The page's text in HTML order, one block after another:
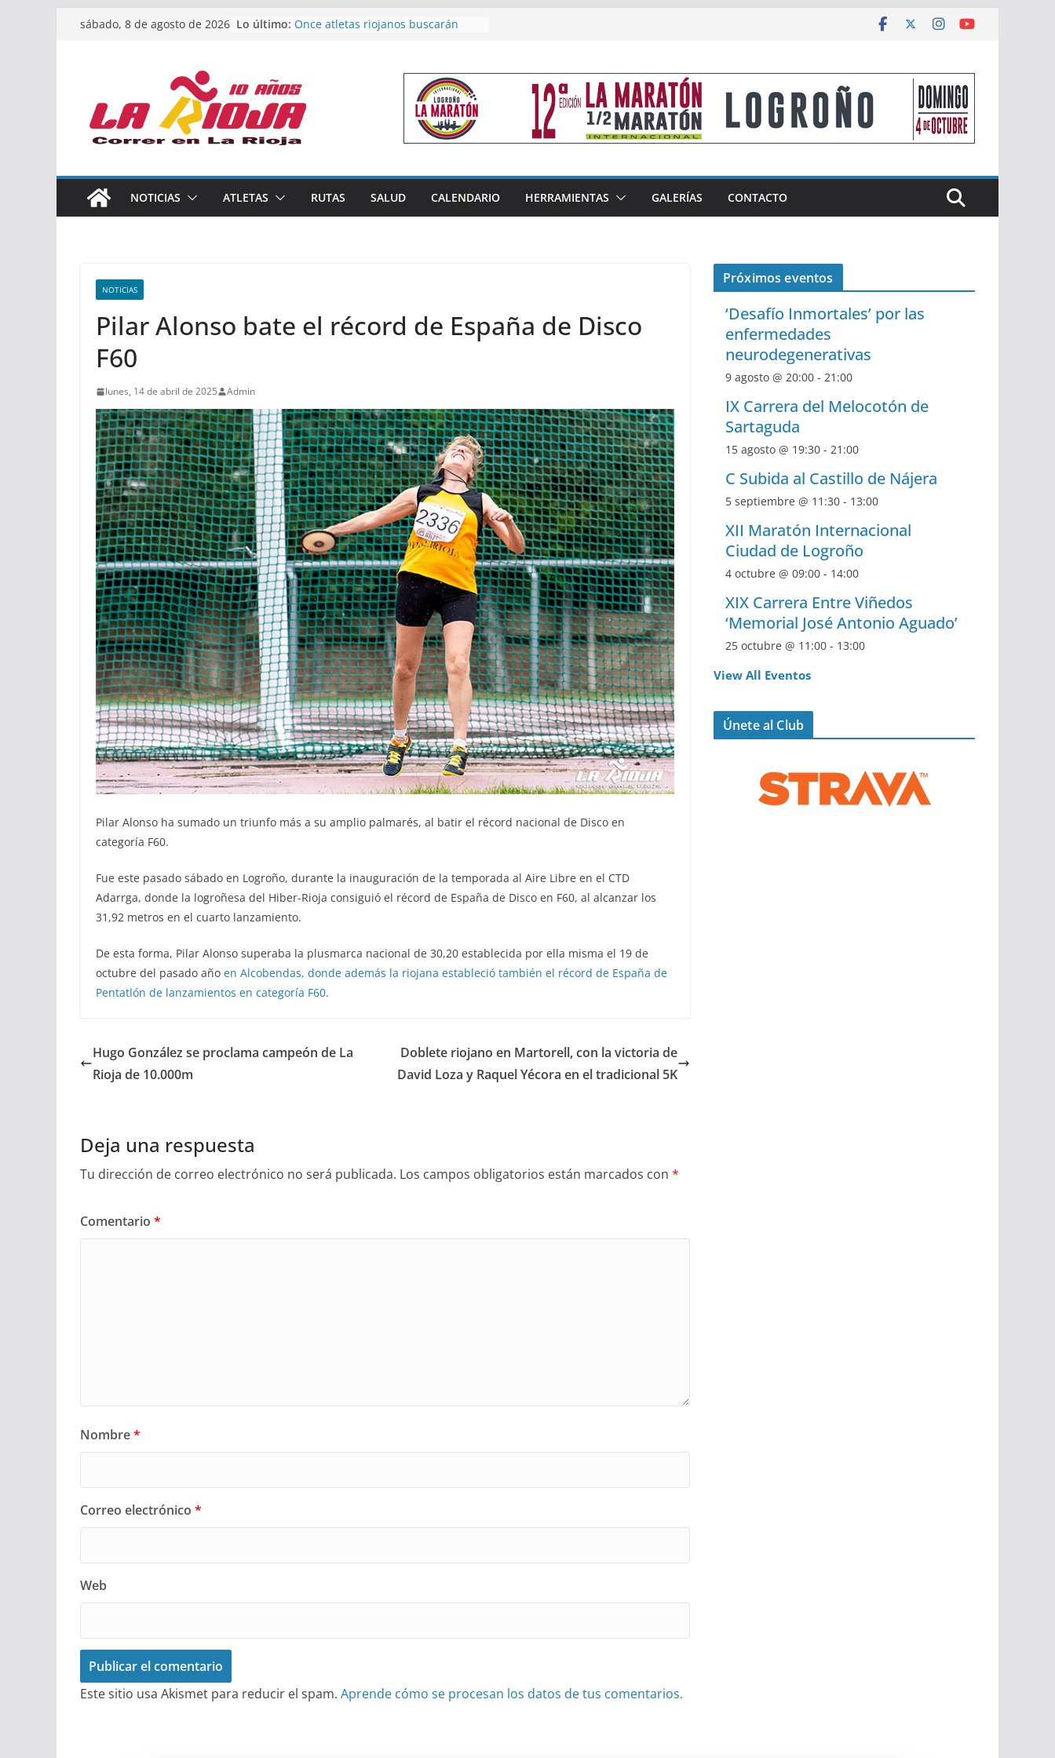
Saltarsábado, 8 de agosto de 2026 Lo último: Once atletas riojanos buscarán
Un bronce en 4×400 y tres puestos
de finalista cierran la participación
riojana en en Nacional de Málaga
El equipo femenino del Tritones
Rioja alcanza el podio nacional de
Acuatlón en Calahorra
España absoluto en Disco
Calahorra acoge este fin de semana
NOTICIAS ATLETAS RUTAS SALUD CALENDARIO HERRAMIENTAS GALERÍAS CONTACTO
NOTICIAS
Pilar Alonso bate el récord de España de Disco
F60
lunes, 14 de abril de 2025 Admin
Pilar Alonso ha sumado un triunfo más a su amplio palmarés, al batir el récord nacional de Disco en
categoría F60.
Fue este pasado sábado en Logroño, durante la inauguración de la temporada al Aire Libre en el CTD
Adarrga, donde la logroñesa del Hiber-Rioja consiguió el récord de España de Disco en F60, al alcanzar los
31,92 metros en el cuarto lanzamiento.
De esta forma, Pilar Alonso superaba la plusmarca nacional de 30,20 establecida por ella misma el 19 de
octubre del pasado año en Alcobendas, donde además la riojana estableció también el récord de España de
Pentatlón de lanzamientos en categoría F60.
Hugo González se proclama campeón de La
Rioja de 10.000m
Doblete riojano en Martorell, con la victoria de
David Loza y Raquel Yécora en el tradicional 5K
Deja una respuesta
Tu dirección de correo electrónico no será publicada. Los campos obligatorios están marcados con *
Comentario *
Nombre*
Correo electrónico *
Web
Este sitio usa Akismet para reducir el spam. Aprende cómo se procesan los datos de tus comentarios.
Próximos eventos
‘Desafío Inmortales’ por las
enfermedades
neurodegenerativas
9 agosto @ 20:00 - 21:00
IX Carrera del Melocotón de
Sartaguda
15 agosto @ 19:30 - 21:00
C Subida al Castillo de Nájera
5 septiembre @ 11:30 - 13:00
XII Maratón Internacional
Ciudad de Logroño
4 octubre @ 09:00 - 14:00
XIX Carrera Entre Viñedos
‘Memorial José Antonio Aguado’
25 octubre @ 11:00 - 13:00
View All Eventos
Únete al Club